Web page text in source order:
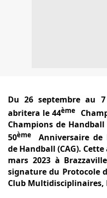
Du 26 septembre au
abritera le 44ème
Champions de
50ème
Anniversaire de
de Handball (CAG).
mars 2023 à
signature du Protocole
Club Multidisciplinaires,